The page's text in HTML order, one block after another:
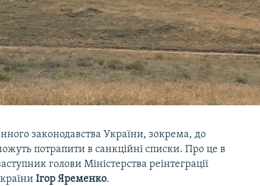
законодавства України, зокрема, до
потрапити в санкційні списки. Про це в
голови Міністерства реінтеграції
Ігор Яременко.